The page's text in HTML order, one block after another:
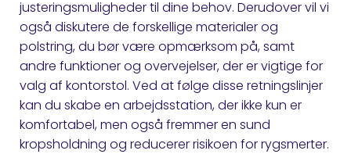
justeringsmuligheder til dine behov. Derudover vil vi
også diskutere de forskellige materialer og
polstring, du bør være opmærksom på, samt
andre funktioner og overvejelser, der er vigtige for
valg af kontorstol. Ved at følge disse retningslinjer
kan du skabe en arbejdsstation, der ikke kun er
komfortabel, men også fremmer en sund
kropsholdning og reducerer risikoen for rygsmerter.